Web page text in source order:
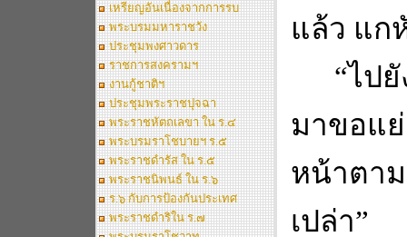
เหรียญอันเนื่องจากการรบ
พระบรมมหาราชวัง
ประชุมพงศาวดาร
ราชการสงครามฯ
งานกู้ชาติฯ
ประชุมพระราชปุจฉา
พระราชหัตถเลขา ใน ร.๔
พระบรมราโชบายฯ ร.๕
พระราชดำรัส ใน ร.๕
พระราชนิพนธ์ ใน ร.๖
ร.๖ กับการป้องกันประเทศ
พระราชดำริใน ร.๗
แล้ว แก
“ไป
มาขอแ
หน้าตา
เปล่า”